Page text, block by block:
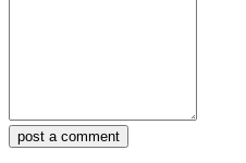
post a comment